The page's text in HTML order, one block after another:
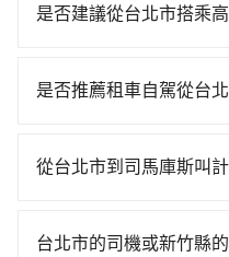
是否建議從台北市搭乘
時、轉車麻煩！從最早
通過閘口、並在月台上
待車站前排班的計程車
是否推薦租車自駕從台
時不需要閉目養神（因
$115~205承租小轎車，
從台北市到司馬庫斯叫
灣大車隊、Uber、Line
台北市的司機或新竹縣